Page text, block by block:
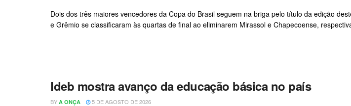
Dois dos três maiores vencedores da Copa do Brasil seguem na briga pelo título da edição
e Grêmio se classificaram às quartas de final ao eliminarem Mirassol e Chapecoense,
Ideb mostra avanço da educação básica no país
BY A ONÇA 5 DE AGOSTO DE 2026